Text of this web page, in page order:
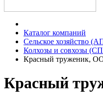
Каталог компаний
Сельское хозяйство
Колхозы и совхозы
Красный труженик,
Красный